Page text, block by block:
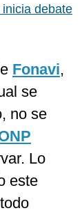
debate
Fonavi,
se
no se
Lo
este